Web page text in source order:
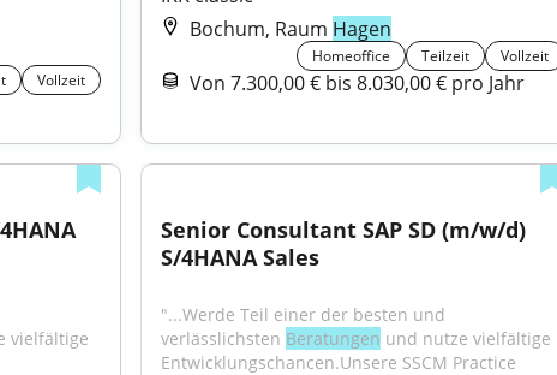
Vollzeit
Bochum, Raum Hagen
Homeoffice Teilzeit Vollzeit
Von 7.300,00 € bis 8.030,00 € pro Jahr
vielfältige
Senior Consultant SAP SD (m/w/d)
S/4HANA Sales
"...Werde Teil einer der besten und
verlässlichsten Beratungen und nutze vielfältige
Entwicklungschancen.Unsere SSCM Practice